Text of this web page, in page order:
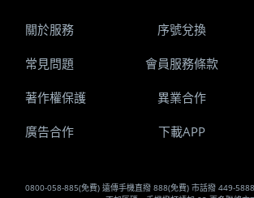
0800-058-885(免費) 遠傳手機直撥 888(免費) 市話撥 449-
關於服務 序號兌換
常見問題 會員服務條款
著作權保護 異業合作
廣告合作 下載APP